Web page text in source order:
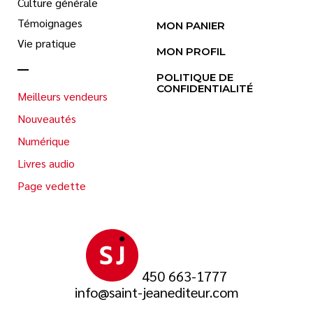
450 663-1777
info@saint-jeanediteur.com
Témoignages
Vie pratique
Meilleurs vendeurs
Nouveautés
Numérique
Livres audio
Page vedette
MON PANIER
MON PROFIL
POLITIQUE DE
CONFIDENTIALITÉ